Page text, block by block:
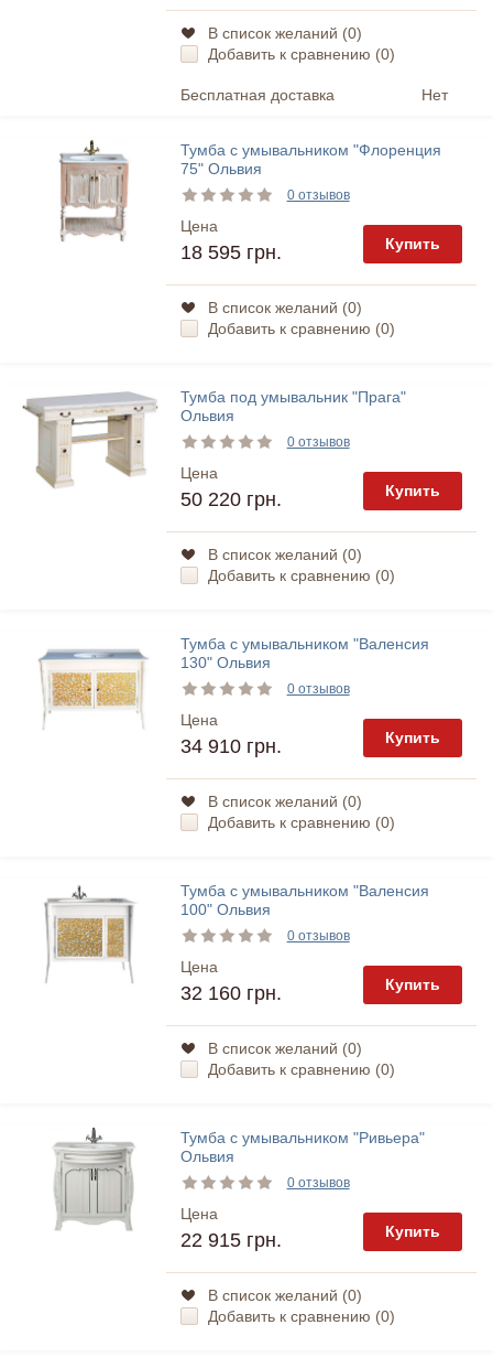
В список желаний (0)
Добавить к сравнению (0)
Бесплатная доставка Нет
Тумба с умывальником "Флоренция
75" Ольвия
0 отзывов
Цена
18 595 грн. Купить
В список желаний (0)
Добавить к сравнению (0)
Тумба под умывальник "Прага"
Ольвия
0 отзывов
Цена
50 220 грн. Купить
В список желаний (0)
Добавить к сравнению (0)
Тумба с умывальником "Валенсия
130" Ольвия
0 отзывов
Цена
34 910 грн. Купить
В список желаний (0)
Добавить к сравнению (0)
Тумба с умывальником "Валенсия
100" Ольвия
0 отзывов
Цена
32 160 грн. Купить
В список желаний (0)
Добавить к сравнению (0)
Тумба с умывальником "Ривьера"
Ольвия
0 отзывов
Цена
22 915 грн. Купить
В список желаний (0)
Добавить к сравнению (0)